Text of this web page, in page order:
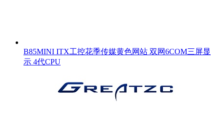
B85MINI ITX工控花季传媒黄色网站 双网6COM三屏显
示 4代CPU